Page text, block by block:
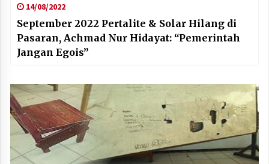
14/08/2022
September 2022 Pertalite & Solar Hilang di
Pasaran, Achmad Nur Hidayat: “Pemerintah
Jangan Egois”